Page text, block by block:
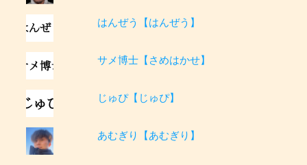
はんぜう【はんぜう】
サメ博士【さめはかせ】
じゅぴ【じゅぴ】
あむぎり【あむぎり】